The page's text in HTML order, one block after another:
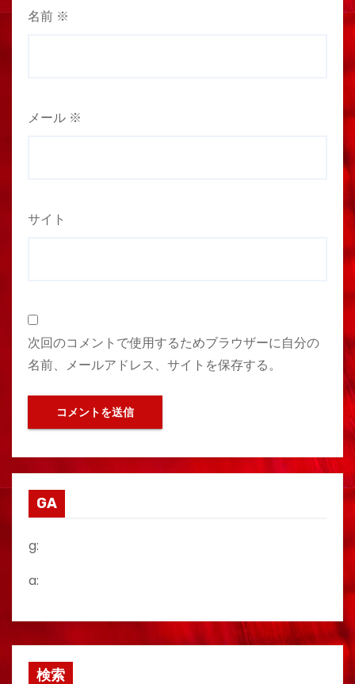
名前 ※
メール ※
サイト
次回のコメントで使用するためブラウザーに自分の
名前、メールアドレス、サイトを保存する。
GA
g:
a:
検索